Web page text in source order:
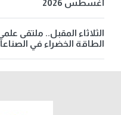
أغسطس 2026
الثلاثاء المقبل.. ملتقى
الطاقة الخضراء في